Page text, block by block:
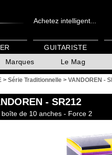
Achetez intelligent...
Marques Le Mag
GUITARISTE
> Série Traditionnelle > VANDOREN -
- SR212
boîte de 10 anches - Force 2